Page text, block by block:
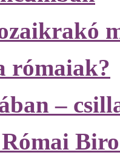
rómaiak?
–